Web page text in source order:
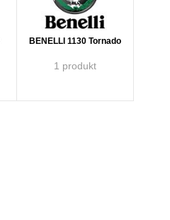
BENELLI 1130 Tornado
1 produkt